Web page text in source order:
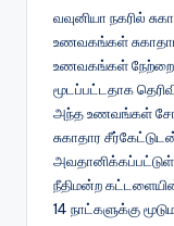
வவுனியா நகரில்
உணவகங்கள்
உணவகங்கள்
மூடப்பட்டதாக
அந்த உணவங்கள்
சுகாதார
நீதிமன்ற கட்டளையின்
14 நாட்களுக்கு